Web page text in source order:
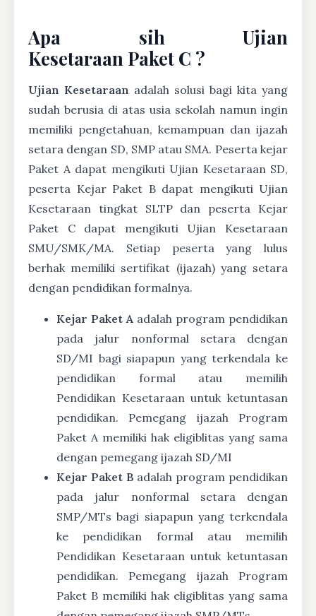
Apa sih Ujian
Kesetaraan Paket C ?
Ujian Kesetaraan adalah solusi bagi kita yang
sudah berusia di atas usia sekolah namun ingin
memiliki pengetahuan, kemampuan dan ijazah
setara dengan SD, SMP atau SMA. Peserta kejar
Paket A dapat mengikuti Ujian Kesetaraan SD,
peserta Kejar Paket B dapat mengikuti Ujian
Kesetaraan tingkat SLTP dan peserta Kejar
Paket C dapat mengikuti Ujian Kesetaraan
SMU/SMK/MA. Setiap peserta yang lulus
berhak memiliki sertifikat (ijazah) yang setara
dengan pendidikan formalnya.
Kejar Paket A adalah program pendidikan
pada jalur nonformal setara dengan
SD/MI bagi siapapun yang terkendala ke
pendidikan formal atau memilih
Pendidikan Kesetaraan untuk ketuntasan
pendidikan. Pemegang ijazah Program
Paket A memiliki hak eligiblitas yang sama
dengan pemegang ijazah SD/MI
Kejar Paket B adalah program pendidikan
pada jalur nonformal setara dengan
SMP/MTs bagi siapapun yang terkendala
ke pendidikan formal atau memilih
Pendidikan Kesetaraan untuk ketuntasan
pendidikan. Pemegang ijazah Program
Paket B memiliki hak eligiblitas yang sama